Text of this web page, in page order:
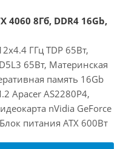
4060 8Гб, DDR4 16Gb,
ГГц TDP 65Вт,
65Вт, Материнская
память 16Gb
Apacer AS2280P4,
nVidia GeForce
питания ATX 600Вт